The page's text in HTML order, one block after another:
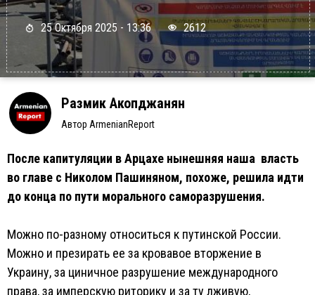
25 Октября 2025 - 13:36 2612
Размик Акопджанян
Автор ArmenianReport
После капитуляции в Арцахе нынешняя наша власть
во главе с Николом Пашиняном, похоже, решила идти
до конца по пути морального саморазрушения.
Можно по-разному относиться к путинской России.
Можно и презирать ее за кровавое вторжение в
Украину, за циничное разрушение международного
права, за имперскую риторику и за ту лживую,